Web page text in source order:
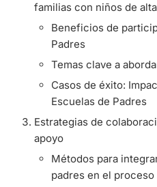
familias con niños de
Beneficios de
Padres
Temas clave a
Casos de éxito:
Escuelas de Padres
Estrategias de
apoyo
Métodos para
padres en el